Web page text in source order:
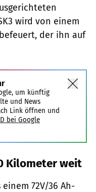
wird von einem
der ihn auf
um künftig
und News
Link öffnen und
bei Google
Kilometer weit
72V/36 Ah-